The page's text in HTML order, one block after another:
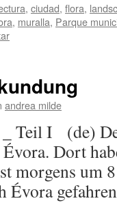
, ciudad, flora,
, muralla, Parque
andrea milde
_ Teil I (de)
Dort
morgens um
Évora